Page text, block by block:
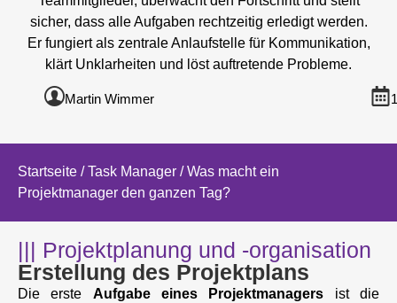
sicher, dass alle Aufgaben rechtzeitig erledigt werden.
Er fungiert als zentrale Anlaufstelle für Kommunikation,
klärt Unklarheiten und löst auftretende Probleme.
Martin Wimmer
Startseite / Task Manager / Was macht ein
Projektmanager den ganzen Tag?
||| Projektplanung und -organisation
Erstellung des Projektplans
Die erste Aufgabe eines Projektmanagers ist die